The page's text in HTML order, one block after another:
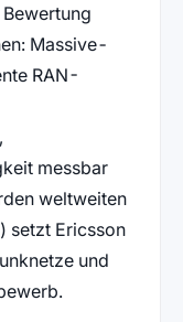
Massive-
RAN-
messbar
weltweiten
setzt Ericsson
und